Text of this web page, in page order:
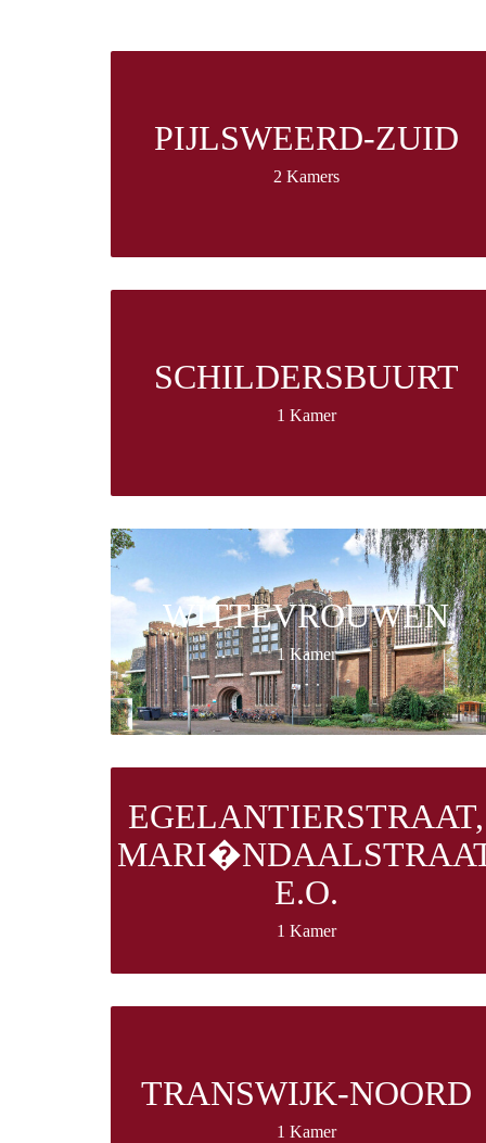
PIJLSWEERD-ZUID
2 Kamers
SCHILDERSBUURT
1 Kamer
WITTEVROUWEN
1 Kamer
EGELANTIERSTRAAT,
E.O.
1 Kamer
TRANSWIJK-NOORD
1 Kamer